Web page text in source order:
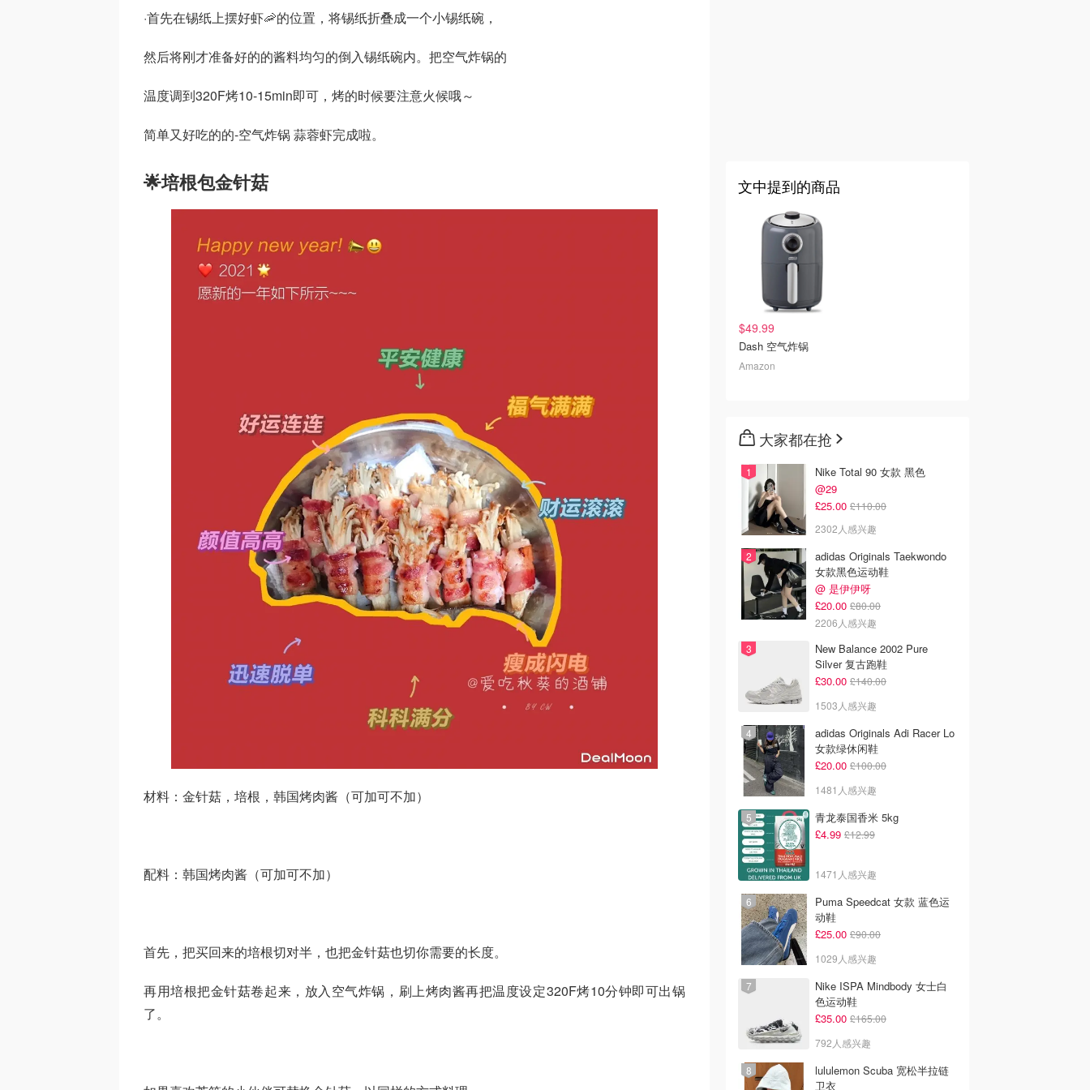
·首先在锡纸上摆好虾🦐的位置，将锡纸折叠成一个小锡纸碗，
然后将刚才准备好的的酱料均匀的倒入锡纸碗内。把空气炸锅的
温度调到320F烤10-15min即可，烤的时候要注意火候哦～
简单又好吃的的-空气炸锅 蒜蓉虾完成啦。
🌟培根包金针菇
材料：金针菇，培根，韩国烤肉酱（可加可不加）
配料：韩国烤肉酱（可加可不加）
首先，把买回来的培根切对半，也把金针菇也切你需要的长度。
再用培根把金针菇卷起来，放入空气炸锅，刷上烤肉酱再把温度设定320F烤10分钟即可出锅
了。
文中提到的商品
$49.99
Dash 空气炸锅
Amazon
大家都在抢
Nike Total 90 女款 黑色
@29
£25.00 £110.00
2302人感兴趣
adidas Originals Taekwondo
女款黑色运动鞋
@ 是伊伊呀
£20.00 £80.00
2206人感兴趣
New Balance 2002 Pure
Silver 复古跑鞋
£30.00 £140.00
1503人感兴趣
adidas Originals Adi Racer Lo
女款绿休闲鞋
£20.00 £100.00
1481人感兴趣
青龙泰国香米 5kg
£4.99 £12.99
1471人感兴趣
Puma Speedcat 女款 蓝色运
动鞋
£25.00 £90.00
1029人感兴趣
Nike ISPA Mindbody 女士白
色运动鞋
£35.00 £165.00
792人感兴趣
lululemon Scuba 宽松半拉链
卫衣